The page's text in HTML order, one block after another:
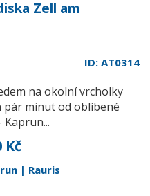
Zell am
ID: AT0314
na okolní vrcholky
minut od oblíbené
Kč
| Rauris